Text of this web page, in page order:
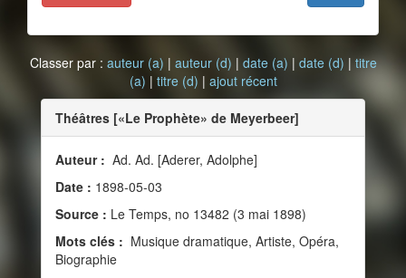
Classer par : auteur (a) | auteur (d) | date (a) | date (d) | titre
(a) | titre (d) | ajout récent
Théâtres [«Le Prophète» de Meyerbeer]
Auteur : Ad. Ad. [Aderer, Adolphe]
Date : 1898-05-03
Source : Le Temps, no 13482 (3 mai 1898)
Mots clés : Musique dramatique, Artiste, Opéra,
Biographie